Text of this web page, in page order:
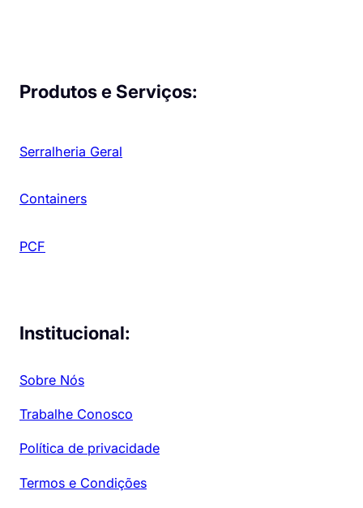
Produtos e Serviços:
Serralheria Geral
Containers
PCF
Institucional:
Sobre Nós
Trabalhe Conosco
Política de privacidade
Termos e Condições